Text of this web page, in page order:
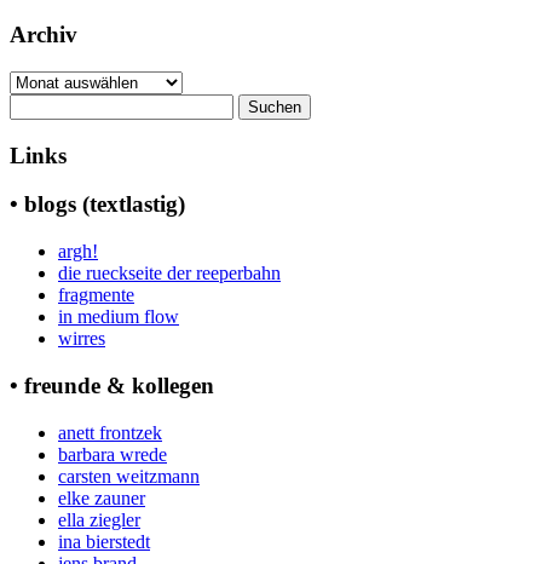
Archiv
Archiv
nach:
Links
• blogs (textlastig)
argh!
die rueckseite der reeperbahn
fragmente
in medium flow
wirres
• freunde & kollegen
anett frontzek
barbara wrede
carsten weitzmann
elke zauner
ella ziegler
ina bierstedt